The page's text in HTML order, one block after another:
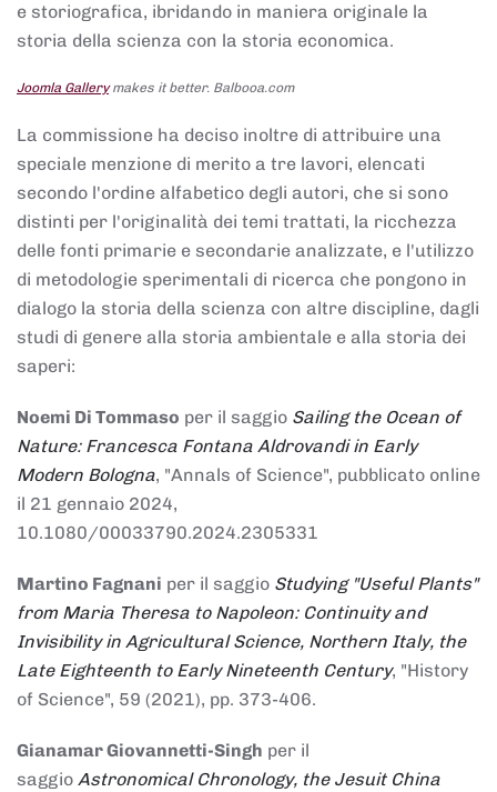
e storiografica, ibridando in maniera originale la
storia della scienza con la storia economica.
Joomla Gallerymakes it better. Balbooa.com
La commissione ha deciso inoltre di attribuire una
speciale menzione di merito a tre lavori, elencati
secondo l'ordine alfabetico degli autori, che si sono
distinti per l'originalità dei temi trattati, la ricchezza
delle fonti primarie e secondarie analizzate, e l'utilizzo
di metodologie sperimentali di ricerca che pongono in
dialogo la storia della scienza con altre discipline, dagli
studi di genere alla storia ambientale e alla storia dei
saperi:
Noemi Di Tommaso per il saggio Sailing the Ocean of
Nature: Francesca Fontana Aldrovandi in Early
Modern Bologna, "Annals of Science", pubblicato online
il 21 gennaio 2024,
10.1080/00033790.2024.2305331
Martino Fagnani per il saggio Studying "Useful Plants"
from Maria Theresa to Napoleon: Continuity and
Invisibility in Agricultural Science, Northern Italy, the
Late Eighteenth to Early Nineteenth Century, "History
of Science", 59 (2021), pp. 373-406.
Gianamar Giovannetti-Singh per il
saggio Astronomical Chronology, the Jesuit China